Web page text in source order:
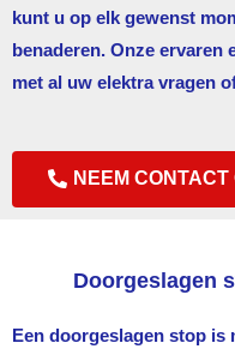
kunt u op elk gewenst
benaderen. Onze ervaren
met al uw elektra vragen
NEEM CONTACT
Doorgeslagen
Een doorgeslagen stop is